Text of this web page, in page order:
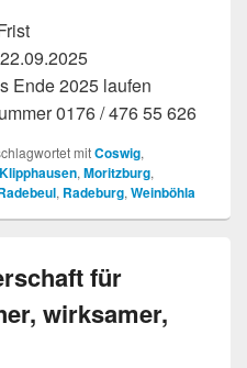
Ende 2025 laufen
0176 / 476 55 626
mitCoswig,
Klipphausen, Moritzburg,
, Radeburg, Weinböhla
für
wirksamer,